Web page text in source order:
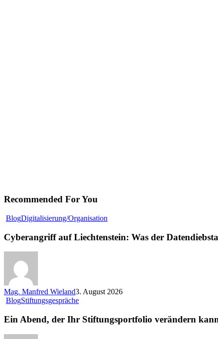
Recommended For You
BlogDigitalisierung/Organisation
Liechtenstein:
für
Betroffene
Cyberangriff auf Liechtenstein: Was der
Mag. Manfred Wieland3. August 2026
BlogStiftungsgesprächeEin
der
Ein Abend, der Ihr Stiftungsportfolio verändern